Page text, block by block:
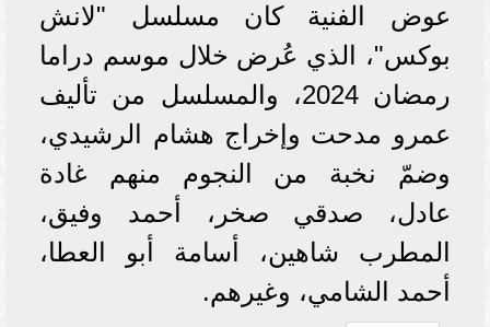
عوض الفنية كان مسلسل "لانش
بوكس"، الذي عُرض خلال موسم دراما
رمضان 2024، والمسلسل من تأليف
عمرو مدحت وإخراج هشام الرشيدي،
وضمّ نخبة من النجوم منهم غادة
عادل، صدقي صخر، أحمد وفيق،
المطرب شاهين، أسامة أبو العطا،
أحمد الشامي، وغيرهم.